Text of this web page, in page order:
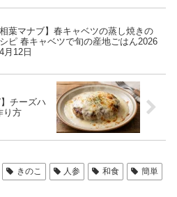
相葉マナブ】春キャベツの蒸し焼きの
ピ 春キャベツで旬の産地ごはん2026
月12日
チーズハ
り方
きのこ 人参 和食
簡単